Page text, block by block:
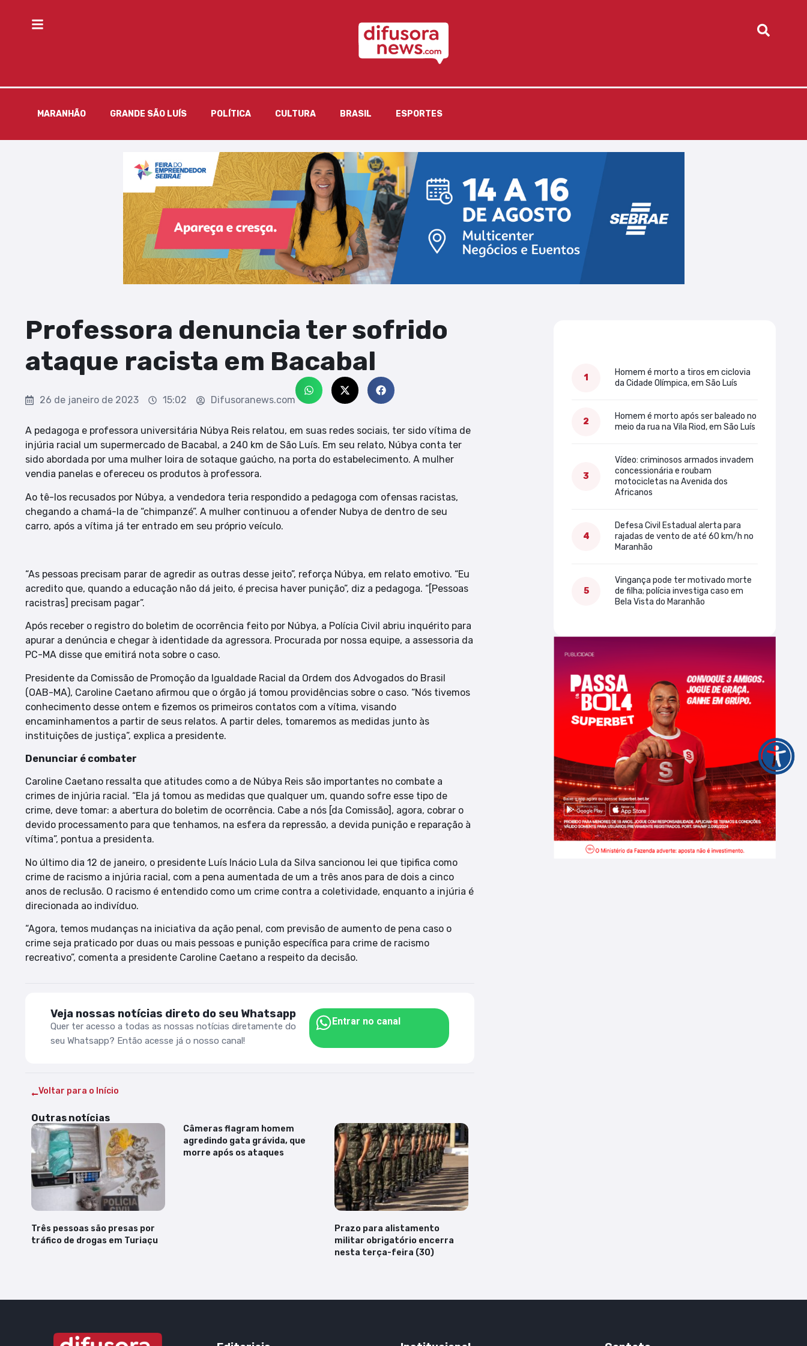
MARANHÃO GRANDE SÃO LUÍS POLÍTICA CULTURA BRASIL ESPORTES
Professora denuncia ter sofrido
ataque racista em Bacabal
26 de janeiro de 2023 15:02 Difusoranews.com
A pedagoga e professora universitária Núbya Reis relatou, em suas redes sociais, ter sido vítima de
injúria racial um supermercado de Bacabal, a 240 km de São Luís. Em seu relato, Núbya conta ter
sido abordada por uma mulher loira de sotaque gaúcho, na porta do estabelecimento. A mulher
vendia panelas e ofereceu os produtos à professora.
Ao tê-los recusados por Núbya, a vendedora teria respondido a pedagoga com ofensas racistas,
chegando a chamá-la de “chimpanzé”. A mulher continuou a ofender Nubya de dentro de seu
carro, após a vítima já ter entrado em seu próprio veículo.
“As pessoas precisam parar de agredir as outras desse jeito”, reforça Núbya, em relato emotivo. “Eu
acredito que, quando a educação não dá jeito, é precisa haver punição”, diz a pedagoga. “[Pessoas
racistras] precisam pagar”.
Após receber o registro do boletim de ocorrência feito por Núbya, a Polícia Civil abriu inquérito para
apurar a denúncia e chegar à identidade da agressora. Procurada por nossa equipe, a assessoria da
PC-MA disse que emitirá nota sobre o caso.
Presidente da Comissão de Promoção da Igualdade Racial da Ordem dos Advogados do Brasil
(OAB-MA), Caroline Caetano afirmou que o órgão já tomou providências sobre o caso. “Nós tivemos
conhecimento desse ontem e fizemos os primeiros contatos com a vítima, visando
encaminhamentos a partir de seus relatos. A partir deles, tomaremos as medidas junto às
instituições de justiça”, explica a presidente.
Denunciar é combater
Caroline Caetano ressalta que atitudes como a de Núbya Reis são importantes no combate a
crimes de injúria racial. “Ela já tomou as medidas que qualquer um, quando sofre esse tipo de
crime, deve tomar: a abertura do boletim de ocorrência. Cabe a nós [da Comissão], agora, cobrar o
devido processamento para que tenhamos, na esfera da repressão, a devida punição e reparação à
vítima”, pontua a presidenta.
No último dia 12 de janeiro, o presidente Luís Inácio Lula da Silva sancionou lei que tipifica como
crime de racismo a injúria racial, com a pena aumentada de um a três anos para de dois a cinco
anos de reclusão. O racismo é entendido como um crime contra a coletividade, enquanto a injúria é
direcionada ao indivíduo.
“Agora, temos mudanças na iniciativa da ação penal, com previsão de aumento de pena caso o
crime seja praticado por duas ou mais pessoas e punição específica para crime de racismo
recreativo”, comenta a presidente Caroline Caetano a respeito da decisão.
Veja nossas notícias direto do seu Whatsapp
Quer ter acesso a todas as nossas notícias diretamente do
seu Whatsapp? Então acesse já o nosso canal!
Entrar no canal
Voltar para o Início
Outras notícias
Três pessoas são presas por
tráfico de drogas em Turiaçu
Câmeras flagram homem
agredindo gata grávida, que
morre após os ataques
Prazo para alistamento
militar obrigatório encerra
nesta terça-feira (30)
Homem é morto a tiros em ciclovia
da Cidade Olímpica, em São Luís
Homem é morto após ser baleado no
meio da rua na Vila Riod, em São Luís
Vídeo: criminosos armados invadem
concessionária e roubam
motocicletas na Avenida dos
Africanos
Defesa Civil Estadual alerta para
rajadas de vento de até 60 km/h no
Maranhão
Vingança pode ter motivado morte
de filha; polícia investiga caso em
Bela Vista do Maranhão